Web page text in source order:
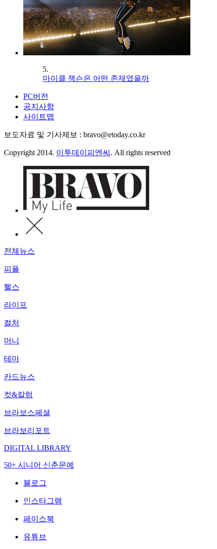
5.
마이클 잭슨은 어떤 존재였을까
PC버전
공지사항
사이트맵
보도자료 및 기사제보 : bravo@etoday.co.kr
Copyright 2014. 이투데이피엔씨 . All rights reserved
전체뉴스
피플
헬스
라이프
컬처
머니
테마
카드뉴스
컷&칼럼
브라보스페셜
브라보리포트
DIGITAL LIBRARY
50+ 시니어 신춘문예
블로그
인스타그램
페이스북
유튜브